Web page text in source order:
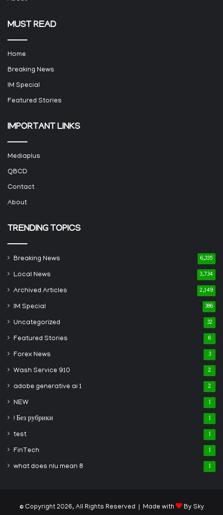
MUST READ
Home
Breaking News
IM Special
Featured Stories
IMPORTANT LINKS
Mediaplus
QBCD
Contact
About
TRENDING TOPICS
Breaking News 6,335
Local News 3,734
Archived Articles 2,149
IM Special 386
Uncategorized 32
Featured Stories 6
Forex News 3
Wash Service 910 2
adobe generative ai 1 2
NEW 1
! Без рубрики 1
test 1
FinTech 1
what does nlu mean 8 1
© Copyright 2026, All Rights Reserved | Made with By Sky